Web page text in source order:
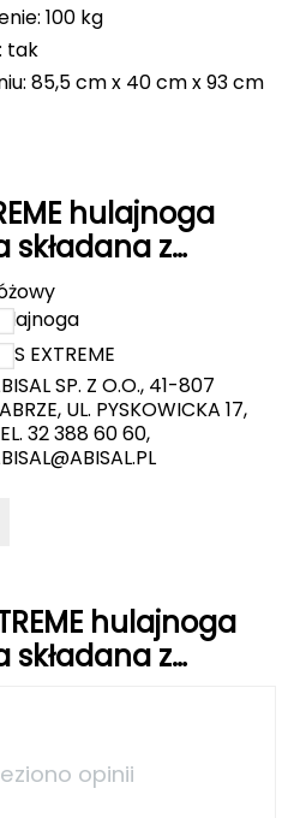
100 kg
tak
85,5 cm x 40 cm x 93 cm
hulajnoga
z
hulajnoga
NILS EXTREME
SP. Z O.O., 41-807
UL. PYSKOWICKA 17,
32 388 60 60,
hulajnoga
z
opinii